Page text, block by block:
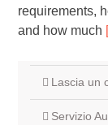
requirements,
and how much
Lascia un
Servizio